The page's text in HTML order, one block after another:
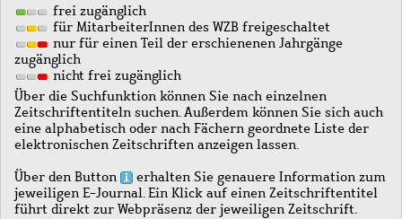
frei zugänglich
für MitarbeiterInnen des WZB freigeschaltet
nur für einen Teil der erschienenen Jahrgänge
zugänglich
nicht frei zugänglich
Über die Suchfunktion können Sie nach einzelnen
Zeitschriftentiteln suchen. Außerdem können Sie sich auch
eine alphabetisch oder nach Fächern geordnete Liste der
elektronischen Zeitschriften anzeigen lassen.
Über den Button
erhalten Sie genauere Information zum
jeweiligen E-Journal. Ein Klick auf einen Zeitschriftentitel
führt direkt zur Webpräsenz der jeweiligen Zeitschrift.